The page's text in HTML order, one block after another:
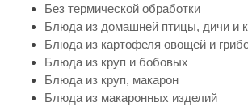
Без термической обработки
Блюда из домашней птицы, дичи и
Блюда из картофеля овощей и
Блюда из круп и бобовых
Блюда из круп, макарон
Блюда из макаронных изделий